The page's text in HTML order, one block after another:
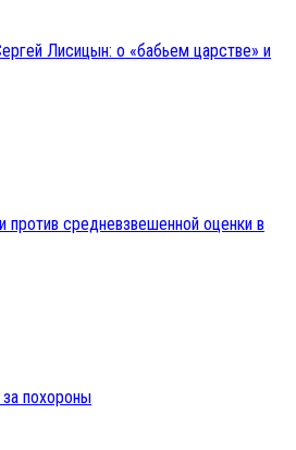
Лисицын: о «бабьем царстве» и
против средневзвешенной оценки в
за похороны